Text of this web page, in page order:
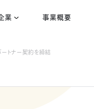
業 事業概要
トナー契約を締結